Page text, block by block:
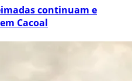
continuam e
Cacoal